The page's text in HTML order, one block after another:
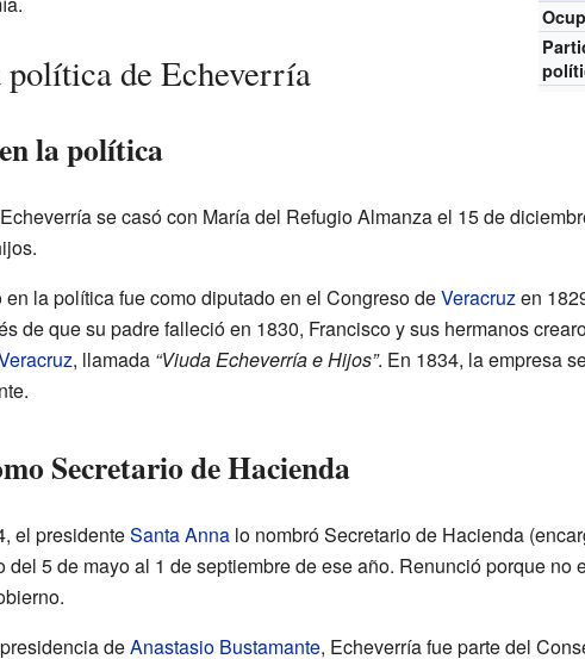
de Echeverría
la política
se casó con María del Refugio Almanza el 15 de
en la política fue como diputado en el Congreso deVeracruzen
de que su padre falleció en 1830, Francisco y sus hermanos
, llamada “Viuda Echeverría e Hijos”. En 1834, la empresa
Secretario de Hacienda
el presidenteSanta Annalo nombró Secretario de Hacienda
del 5 de mayo al 1 de septiembre de ese año. Renunció porque no
deAnastasio Bustamante, Echeverría fue parte del